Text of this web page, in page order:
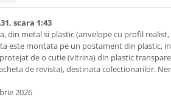
scara 1:43
din metal si plastic (anvelope cu profil
este montata pe un postament din plastic,
de o cutie (vitrina) din plastic
de revista), destinata colectionarilor.
2026